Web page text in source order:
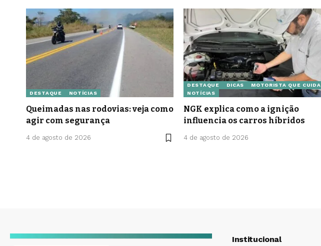
DESTAQUE NOTÍCIAS
Queimadas nas rodovias: veja como
agir com segurança
4 de agosto de 2026
DESTAQUE DICAS
MOTORISTA QUE CUIDA
NOTÍCIAS
NGK explica como a ignição
influencia os carros híbridos
4 de agosto de 2026
Institucional